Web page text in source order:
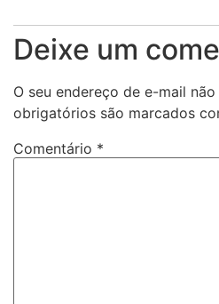
Deixe um
O seu endereço de e-mail
obrigatórios são marcados
Comentário *